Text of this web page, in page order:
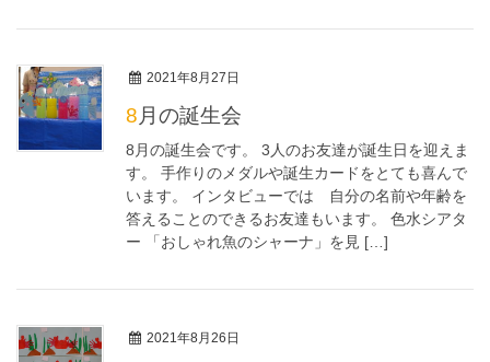
2021年8月27日
8月の誕生会
8月の誕生会です。 3人のお友達が誕生日を迎えま
す。 手作りのメダルや誕生カードをとても喜んで
います。 インタビューでは 自分の名前や年齢を
答えることのできるお友達もいます。 色水シアタ
ー 「おしゃれ魚のシャーナ」を見 […]
2021年8月26日